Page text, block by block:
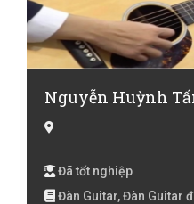
Nguyễn Huỳnh
Đã tốt nghiệp
Đàn Guitar, Đàn Guitar